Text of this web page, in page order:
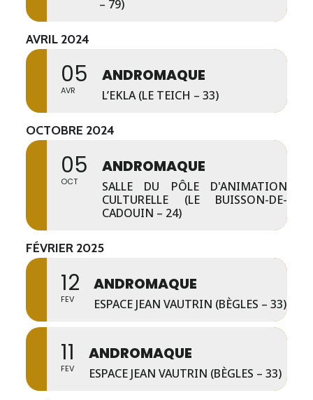
– 79)
AVRIL 2024
05
AVR
ANDROMAQUE
L’EKLA (LE TEICH – 33)
OCTOBRE 2024
05
OCT
ANDROMAQUE
SALLE DU PÔLE D'ANIMATION
CULTURELLE (LE BUISSON-DE-
CADOUIN – 24)
FÉVRIER 2025
12
FEV
ANDROMAQUE
ESPACE JEAN VAUTRIN (BÈGLES – 33)
11
FEV
ANDROMAQUE
ESPACE JEAN VAUTRIN (BÈGLES – 33)